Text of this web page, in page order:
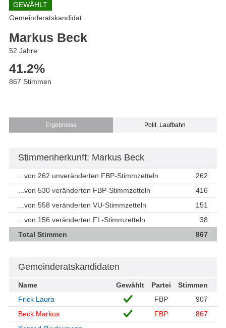
GEWÄHLT
Gemeinderatskandidat
Markus Beck
52 Jahre
41.2%
867 Stimmen
Ergebnisse Polit. Laufbahn
Stimmenherkunft: Markus Beck
...von 262 unveränderten FBP-Stimmzetteln
262
...von 530 veränderten FBP-Stimmzetteln
416
...von 558 veränderten VU-Stimmzetteln
151
...von 156 veränderten FL-Stimmzetteln
38
Total Stimmen
867
Gemeinderatskandidaten
Name Gewählt Partei
Stimmen
Frick Laura
FBP
907
Beck Markus
FBP
867